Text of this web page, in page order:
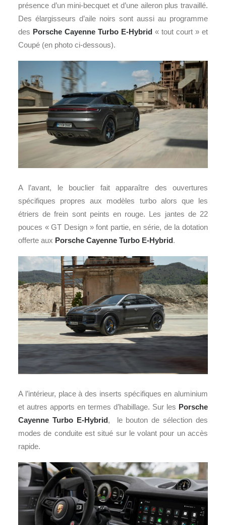
présence d’un mini-becquet et d’une aileron plus travaillé.
Des élargisseurs d’aile noirs sont aussi au programme
des Porsche Cayenne Turbo E-Hybrid « tout court » et
Coupé (en photo ci-dessous).
A l’avant, le bouclier fait apparaître des ouvertures
spécifiques propres aux modèles turbo alors que les
étriers de frein sont peints en rouge. Les jantes de 22
pouces « GT Design » font partie, en série, de la dotation
offerte aux Porsche Cayenne Turbo E-Hybrid.
A l’intérieur, place à des inserts spécifiques en aluminium
et autres apports en termes d’habillage. Sur les Porsche
Cayenne Turbo E-Hybrid, le bouton de sélection des
modes de conduite est situé sur le volant pour un accès
rapide.